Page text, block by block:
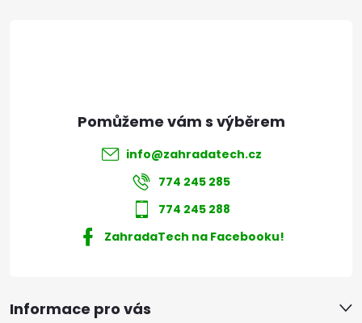
Informace pro vás
info@zahradatech.cz
774 245 285
774 245 288
ZahradaTech na Facebooku!